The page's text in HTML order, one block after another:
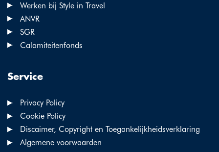
Werken bij Style in Travel
ANVR
SGR
Calamiteitenfonds
Service
Privacy Policy
Cookie Policy
Discaimer, Copyright en Toegankelijkheidsverklaring
Algemene voorwaarden